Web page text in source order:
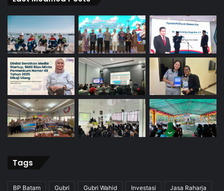
Tags
BP Batam Gubri Gubri Wahid Investasi Jasa Raharja